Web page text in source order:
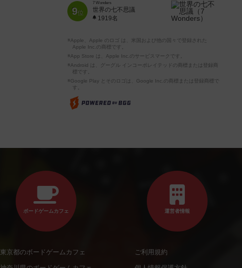
9位
7 Wonders
世界の七不思議
1919名
※Apple、Apple のロゴ は、米国および他の国々で登録された
Apple Inc.の商標です。
※App Store は、Apple Inc.のサービスマークです。
※Android は、グーグル インコーポレイテッドの商標または登録商
標です。
※Google Play とそのロゴは、Google Inc.の商標または登録商標で
す。
ボードゲームカフェ
東京都のボードゲームカフェ
運営者情報
ご利用規約